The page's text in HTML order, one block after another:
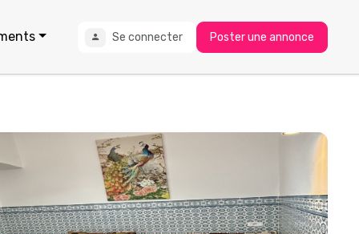
Se connecter Poster une annonce